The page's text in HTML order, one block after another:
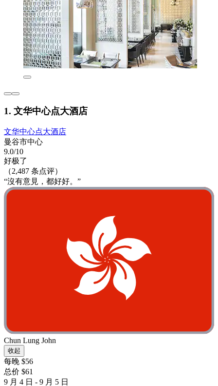
1. 文华中心点大酒店
文华中心点大酒店
曼谷市中心
9.0/10
好极了
（2,487 条点评）
“沒有意見，都好好。”
Chun Lung John
收起
每晚 $56
总价 $61
9 月 4 日 - 9 月 5 日